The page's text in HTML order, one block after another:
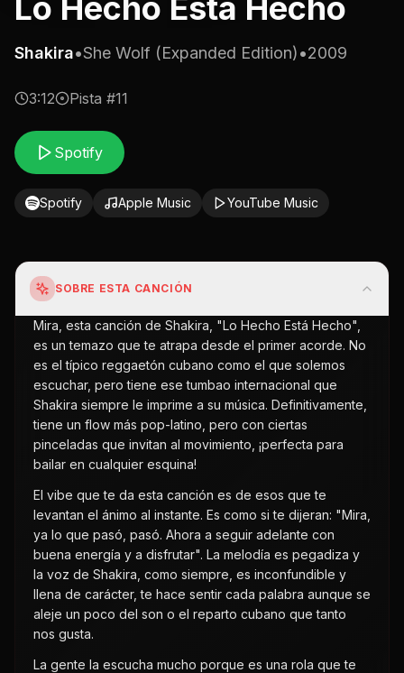
Lo Hecho Está Hecho
Shakira•She Wolf (Expanded Edition)•2009
3:12 Pista #11
Spotify
Spotify Apple Music YouTube Music
SOBRE ESTA CANCIÓN
Mira, esta canción de Shakira, "Lo Hecho Está Hecho",
es un temazo que te atrapa desde el primer acorde. No
es el típico reggaetón cubano como el que solemos
escuchar, pero tiene ese tumbao internacional que
Shakira siempre le imprime a su música. Definitivamente,
tiene un flow más pop-latino, pero con ciertas
pinceladas que invitan al movimiento, ¡perfecta para
bailar en cualquier esquina!
El vibe que te da esta canción es de esos que te
levantan el ánimo al instante. Es como si te dijeran: "Mira,
ya lo que pasó, pasó. Ahora a seguir adelante con
buena energía y a disfrutar". La melodía es pegadiza y
la voz de Shakira, como siempre, es inconfundible y
llena de carácter, te hace sentir cada palabra aunque se
aleje un poco del son o el reparto cubano que tanto
nos gusta.
La gente la escucha mucho porque es una rola que te